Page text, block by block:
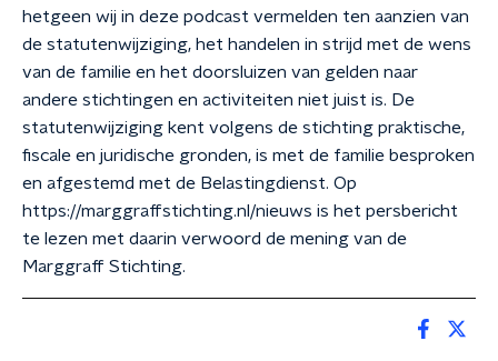
hetgeen wij in deze podcast vermelden ten aanzien van
de statutenwijziging, het handelen in strijd met de wens
van de familie en het doorsluizen van gelden naar
andere stichtingen en activiteiten niet juist is. De
statutenwijziging kent volgens de stichting praktische,
fiscale en juridische gronden, is met de familie besproken
en afgestemd met de Belastingdienst. Op
https://marggraffstichting.nl/nieuws is het persbericht
te lezen met daarin verwoord de mening van de
Marggraff Stichting.